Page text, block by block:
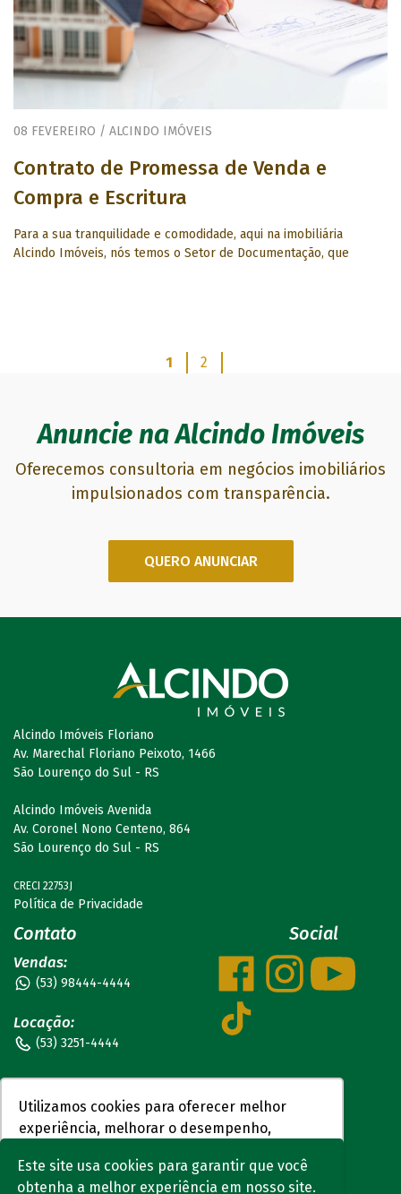
Utilizamos cookies para oferecer melhor
experiência, melhorar o desempenho,
personalizar conteúdo.
Este site usa cookies para garantir que você
obtenha a melhor experiência em nosso site.
08 FEVEREIRO / ALCINDO IMÓVEIS
Contrato de Promessa de Venda e
Compra e Escritura
Para a sua tranquilidade e comodidade, aqui na imobiliária
Alcindo Imóveis, nós temos o Setor de Documentação, que
1 2
Anuncie na Alcindo Imóveis
Oferecemos consultoria em negócios imobiliários
impulsionados com transparência.
QUERO ANUNCIAR
Alcindo Imóveis Floriano
Av. Marechal Floriano Peixoto, 1466
São Lourenço do Sul - RS
Alcindo Imóveis Avenida
Av. Coronel Nono Centeno, 864
São Lourenço do Sul - RS
CRECI 22753J
Política de Privacidade
Contato
Vendas:
(53) 98444-4444
Locação:
(53) 3251-4444
Documentos:
(53) 99929-1931
Alcindo Avenida:
(53) 3190-0039
Social